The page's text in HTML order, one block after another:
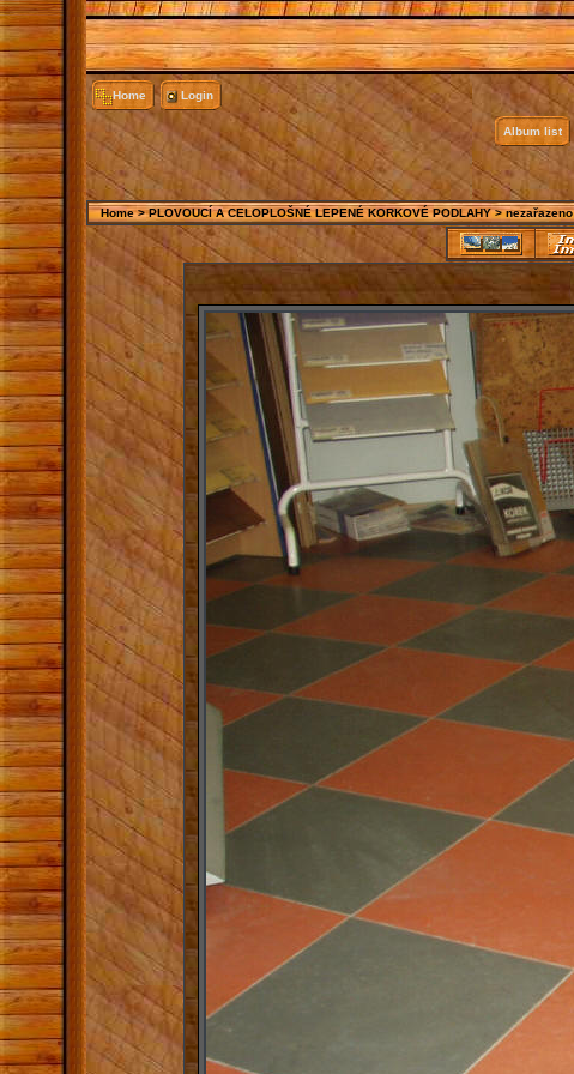
Home Login
Album list
Home>PLOVOUCÍ A CELOPLOŠNÉ LEPENÉ KORKOVÉ PODLAHY>nezařazeno